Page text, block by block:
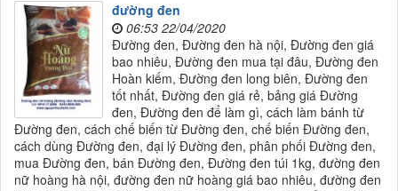
đường đen
06:53 22/04/2020
Đường đen, Đường đen hà nội, Đường đen giá
bao nhiêu, Đường đen mua tại đâu, Đường đen
Hoàn kiếm, Đường đen long biên, Đường đen
tốt nhất, Đường đen giá rẻ, bảng giá Đường
đen, Đường đen để làm gì, cách làm bánh từ
Đường đen, cách chế biến từ Đường đen, chế biến Đường đen,
cách dùng Đường đen, đại lý Đường đen, phân phối Đường đen,
mua Đường đen, bán Đường đen, Đường đen túi 1kg, đường đen
nữ hoàng hà nội, đường đen nữ hoàng giá bao nhiêu, đường đen